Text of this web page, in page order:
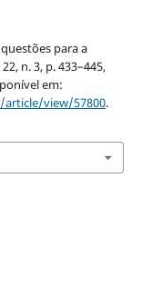
para a
22, n. 3, p. 433–445,
em:
view/57800.